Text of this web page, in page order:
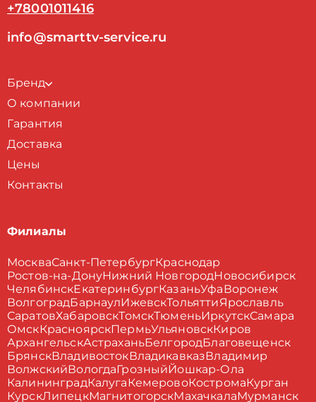
+78001011416
info@smarttv-service.ru
Бренд
О компании
Гарантия
Доставка
Цены
Контакты
Филиалы
МоскваСанкт-ПетербургКраснодар
Ростов-на-ДонуНижний НовгородНовосибирск
ЧелябинскЕкатеринбургКазаньУфа Воронеж
ВолгоградБарнаулИжевскТольяттиЯрославль
СаратовХабаровскТомскТюменьИркутскСамара
ОмскКрасноярскПермьУльяновскКиров
АрхангельскАстраханьБелгородБлаговещенск
БрянскВладивостокВладикавказВладимир
ВолжскийВологдаГрозныйЙошкар-Ола
КалининградКалуга КемеровоКостромаКурган
КурскЛипецкМагнитогорскМахачкалаМурманск